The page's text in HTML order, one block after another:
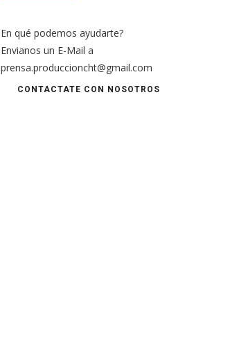
En qué podemos ayudarte?
Envianos un E-Mail a
prensa.produccioncht@gmail.com
CONTACTATE CON NOSOTROS